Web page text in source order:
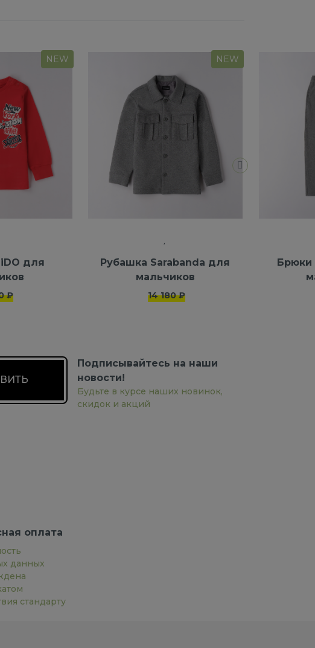
NEW
для
₽
NEW
Рубашка Sarabanda для
мальчиков
14 180 ₽
Брюки
Подписывайтесь на наши
новости!
Будьте в курсе наших новинок,
скидок и акций
оплата
данных
стандарту